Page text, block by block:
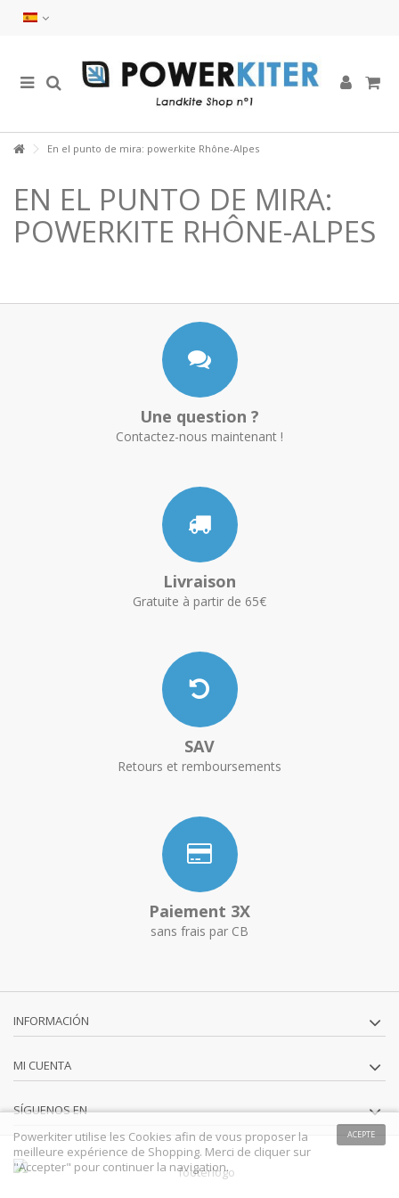
En el punto de mira: powerkite Rhône-Alpes
EN EL PUNTO DE MIRA:
POWERKITE RHÔNE-ALPES
Une question ?
Contactez-nous maintenant !
Livraison
Gratuite à partir de 65€
SAV
Retours et remboursements
Paiement 3X
sans frais par CB
INFORMACIÓN
MI CUENTA
SÍGUENOS EN
ACEPTE
Powerkiter utilise les Cookies afin de vous proposer la
meilleure expérience de Shopping. Merci de cliquer sur
"Accepter" pour continuer la navigation.